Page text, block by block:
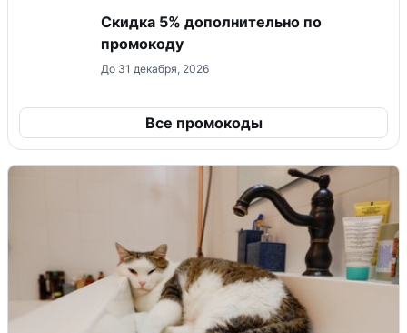
Скидка 5% дополнительно по
промокоду
До 31 декабря, 2026
Все промокоды